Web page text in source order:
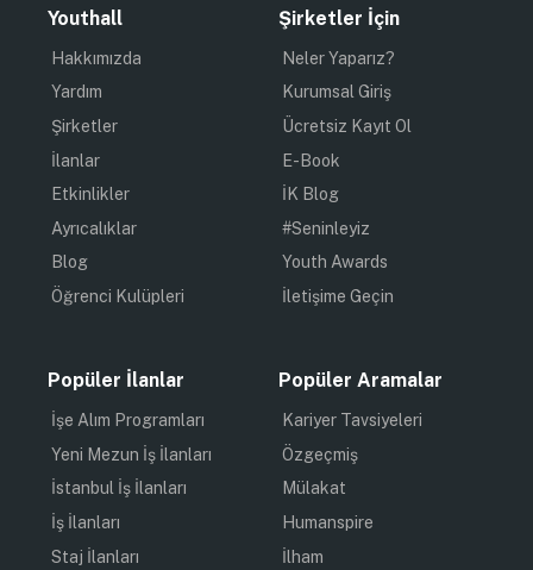
Youthall
Hakkımızda
Yardım
Şirketler
İlanlar
Etkinlikler
Ayrıcalıklar
Blog
Öğrenci Kulüpleri
Şirketler İçin
Neler Yaparız?
Kurumsal Giriş
Ücretsiz Kayıt Ol
E-Book
İK Blog
#Seninleyiz
Youth Awards
İletişime Geçin
Popüler İlanlar
İşe Alım Programları
Yeni Mezun İş İlanları
İstanbul İş İlanları
İş İlanları
Staj İlanları
Popüler Aramalar
Kariyer Tavsiyeleri
Özgeçmiş
Mülakat
Humanspire
İlham